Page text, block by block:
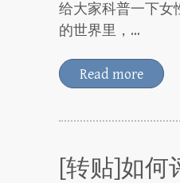
给大家科普一下女
的世界里，…
Read more
[转贴]如何